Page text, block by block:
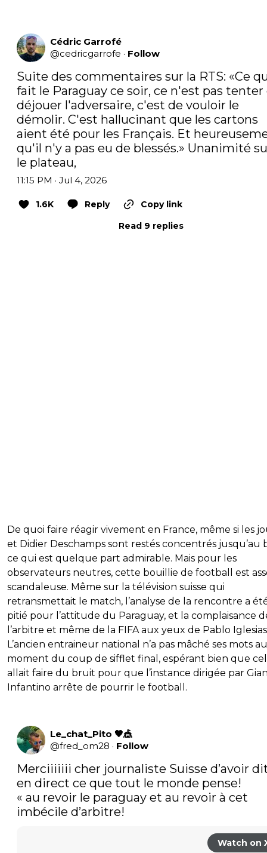
Cédric Garrofé
@cedricgarrofe · Follow
Suite des commentaires sur la RTS: «Ce
fait le Paraguay ce soir, ce n'est pas tenter
déjouer l'adversaire, c'est de vouloir le
démolir. C'est hallucinant que les cartons
aient été pour les Français. Et
qu'il n'y a pas eu de blessés.» Unanimité
le plateau,
11:15 PM · Jul 4, 2026
1.6K Reply
Copy link
Read 9 replies
De quoi faire réagir vivement en France, même si les
et Didier Deschamps sont restés concentrés jusqu’au
ce qui est quelque part admirable. Mais pour les
observateurs neutres, cette bouillie de football est
scandaleuse. Même sur la télévision suisse qui
retransmettait le match, l’analyse de la rencontre a
pitié pour l’attitude du Paraguay, et la complaisance
l’arbitre et même de la FIFA aux yeux de Pablo
L’ancien entraineur national n’a pas mâché ses mots au
moment du coup de sifflet final, espérant bien que
allait faire du bruit pour que l’instance dirigée par
Infantino arrête de pourrir le football.
Le_chat_Pito 🖤🎪
@fred_om28 · Follow
Merciiiiiii cher journaliste Suisse d’avoir
en direct ce que tout le monde pense!
« au revoir le paraguay et au revoir à cet
imbécile d’arbitre!
Watch on